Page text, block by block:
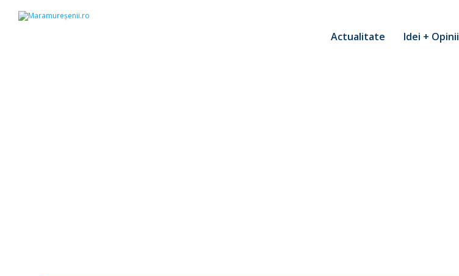
Actualitate Idei + Opinii